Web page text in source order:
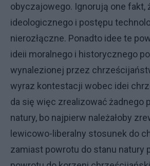
obyczajowego. Ignorują one fakt,
ideologicznego i postępu
nierozłączne. Ponadto idee te
ideii moralnego i historycznego
wynalezionej przez
wyraz kontestacji wobec idei
da się więc zrealizować żadnego
natury, bo najpierw należałoby
lewicowo-liberalny stosunek do
zamiast powrotu do stanu natury